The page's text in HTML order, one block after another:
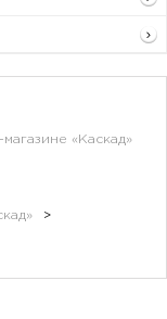
«Каскад»
>